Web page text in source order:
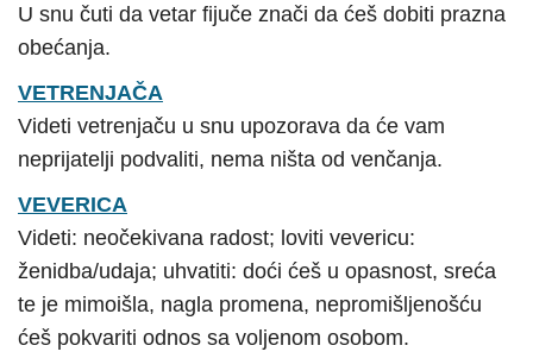
U snu čuti da vetar fijuče znači da ćeš dobiti prazna
obećanja.
VETRENJAČA
Videti vetrenjaču u snu upozorava da će vam
neprijatelji podvaliti, nema ništa od venčanja.
VEVERICA
Videti: neočekivana radost; loviti vevericu:
ženidba/udaja; uhvatiti: doći ćeš u opasnost, sreća
te je mimoišla, nagla promena, nepromišljenošću
ćeš pokvariti odnos sa voljenom osobom.